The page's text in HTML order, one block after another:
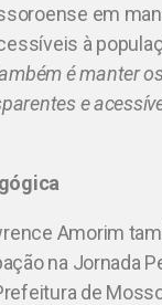
em
à
é manter
e
Amorim
na Jornada
de